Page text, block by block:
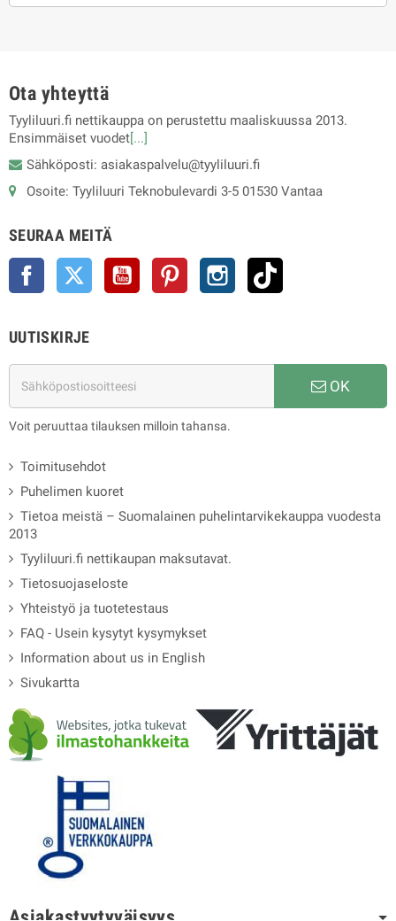
Ota yhteyttä
Tyyliluuri.fi nettikauppa on perustettu maaliskuussa 2013.
Ensimmäiset vuodet [...]
Sähköposti: asiakaspalvelu@tyyliluuri.fi
Osoite: Tyyliluuri Teknobulevardi 3-5 01530 Vantaa
SEURAA MEITÄ
Facebook Twitter YouTube Pinterest Instagram
UUTISKIRJE
OK
Voit peruuttaa tilauksen milloin tahansa.
Toimitusehdot
Puhelimen kuoret
Tietoa meistä – Suomalainen puhelintarvikekauppa vuodesta
2013
Tyyliluuri.fi nettikaupan maksutavat.
Tietosuojaseloste
Yhteistyö ja tuotetestaus
FAQ - Usein kysytyt kysymykset
Information about us in English
Sivukartta